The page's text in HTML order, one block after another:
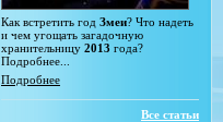
Как встретить год Змеи? Что надеть
и чем угощать загадочную
хранительницу 2013 года?
Подробнее...
Подробнее
Все статьи